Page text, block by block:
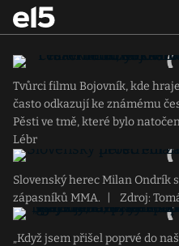
Tvůrci filmu Bojovník, kde
často odkazují ke známému
Pěsti ve tmě, které bylo
Lébr
Slovenský herec Milan Ondrík
zápasníků MMA.
Zdroj:
„Když jsem přišel poprvé do